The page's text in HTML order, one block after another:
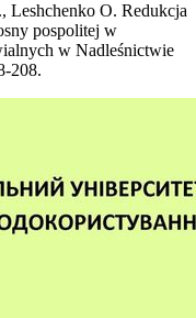
Leshchenko O. Redukcja
pospolitej w
w Nadleśnictwie
208.